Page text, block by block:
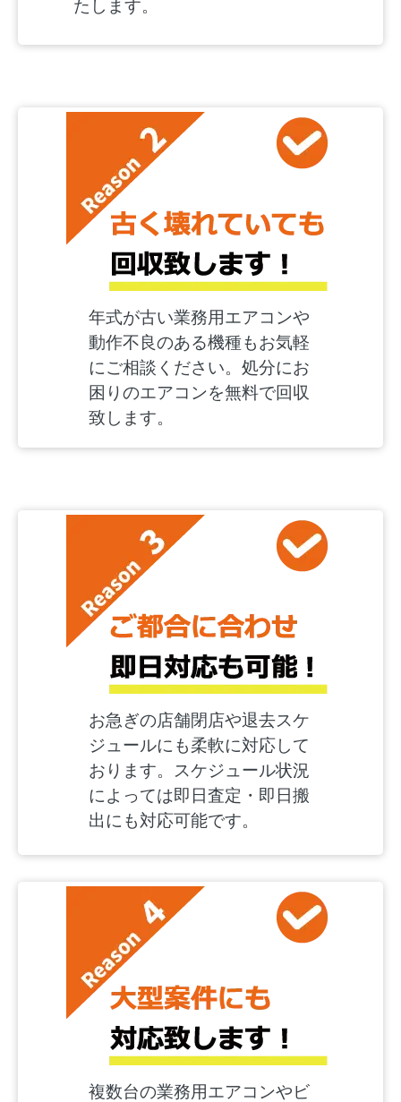
たします。
年式が古い業務用エアコンや
動作不良のある機種もお気軽
にご相談ください。処分にお
困りのエアコンを無料で回収
致します。
お急ぎの店舗閉店や退去スケ
ジュールにも柔軟に対応して
おります。スケジュール状況
によっては即日査定・即日搬
出にも対応可能です。
複数台の業務用エアコンやビ